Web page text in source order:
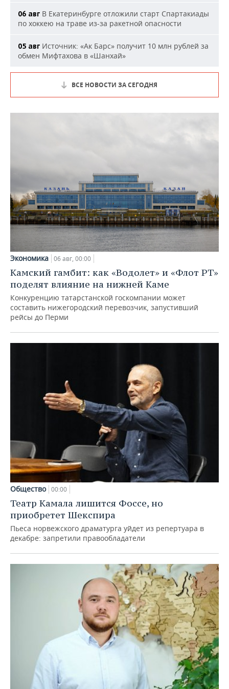
06 авг В Екатеринбурге отложили старт Спартакиады
по хоккею на траве из-за ракетной опасности
05 авг Источник: «Ак Барс» получит 10 млн рублей за
обмен Мифтахова в «Шанхай»
ВСЕ НОВОСТИ ЗА СЕГОДНЯ
Экономика 06 авг, 00:00
Камский гамбит: как «Водолет» и «Флот РТ»
поделят влияние на нижней Каме
Конкуренцию татарстанской госкомпании может
составить нижегородский перевозчик, запустивший
рейсы до Перми
Общество 00:00
Театр Камала лишится Фоссе, но
приобретет Шекспира
Пьеса норвежского драматурга уйдет из репертуара в
декабре: запретили правообладатели